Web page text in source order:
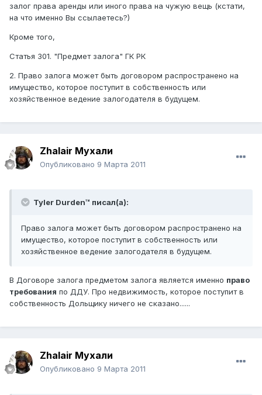
залог права аренды или иного права на чужую вещь (кстати,
на что именно Вы ссылаетесь?)
Кроме того,
Статья 301. "Предмет залога" ГК РК
2. Право залога может быть договором распространено на
имущество, которое поступит в собственность или
хозяйственное ведение залогодателя в будущем.
Zhalair Мухали
Опубликовано 9 Марта 2011
Tyler Durden™ писал(а):
Право залога может быть договором распространено на
имущество, которое поступит в собственность или
хозяйственное ведение залогодателя в будущем.
В Договоре залога предметом залога является именно право
требования по ДДУ. Про недвижимость, которое поступит в
собственность Дольщику ничего не сказано......
Zhalair Мухали
Опубликовано 9 Марта 2011